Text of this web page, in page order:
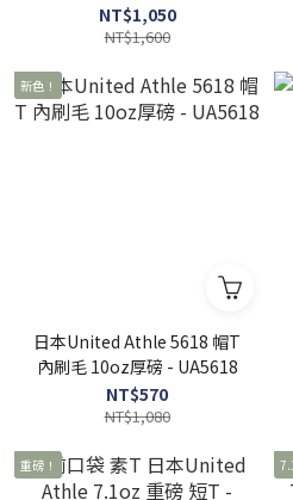
FUZY 】- UA7059
NT$1,050
NT$1,600
新色！
日本United Athle 5618 帽T
內刷毛 10oz厚磅 - UA5618
NT$570
NT$1,080
重磅！